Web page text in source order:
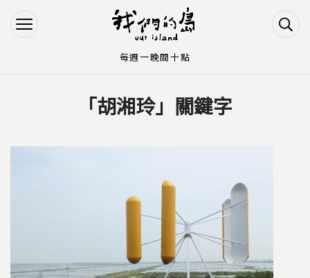
Jump to Navigation
Jump to Main content
「胡湘玲」關鍵字
每週一晚間十點